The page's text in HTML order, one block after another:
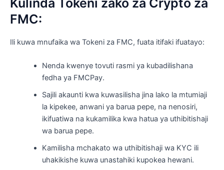
Kulinda Tokeni zako za Crypto za
FMC:
Ili kuwa mnufaika wa Tokeni za FMC, fuata itifaki ifuatayo:
Nenda kwenye tovuti rasmi ya kubadilishana
fedha ya FMCPay.
Sajili akaunti kwa kuwasilisha jina lako la mtumiaji
la kipekee, anwani ya barua pepe, na nenosiri,
ikifuatiwa na kukamilika kwa hatua ya uthibitishaji
wa barua pepe.
Kamilisha mchakato wa uthibitishaji wa KYC ili
uhakikishe kuwa unastahiki kupokea hewani.